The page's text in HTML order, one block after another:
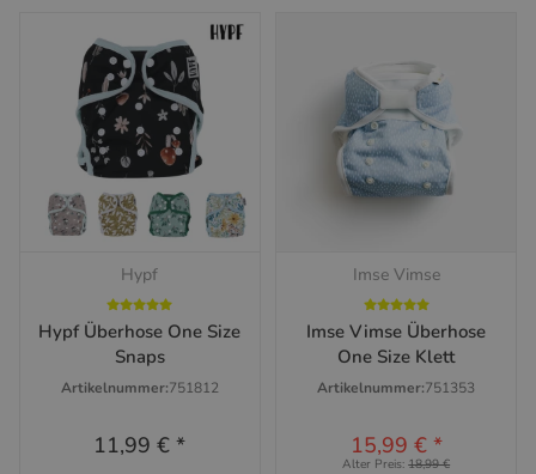
Hypf
Hypf Überhose One Size
Snaps
Artikelnummer:751812
11,99 €*
Imse Vimse
Imse Vimse Überhose
One Size Klett
Artikelnummer:751353
15,99 € *
Alter Preis:18,99 €